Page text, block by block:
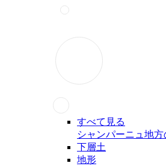
すべて見る
シャンパーニュ地
下層土
地形